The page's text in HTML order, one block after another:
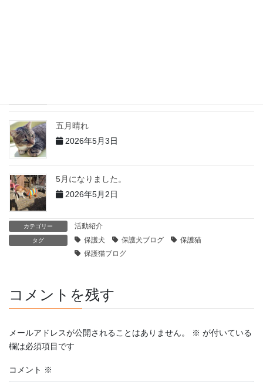
五月晴れ
2026年5月3日
5月になりました。
2026年5月2日
カテゴリー 活動紹介
タグ 保護犬 保護犬ブログ
保護猫
保護猫ブログ
コメントを残す
メールアドレスが公開されることはありません。 ※ が付いている
欄は必須項目です
コメント ※